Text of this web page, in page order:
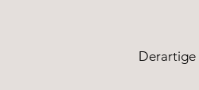
Derartige